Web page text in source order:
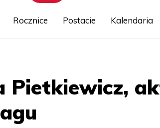
treści
Rocznice Postacie Kalendaria
Pietkiewicz,